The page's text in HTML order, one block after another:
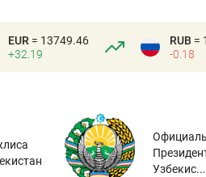
EUR = 13749.46
+32.19
RUB =
-0.18
Узбекис...